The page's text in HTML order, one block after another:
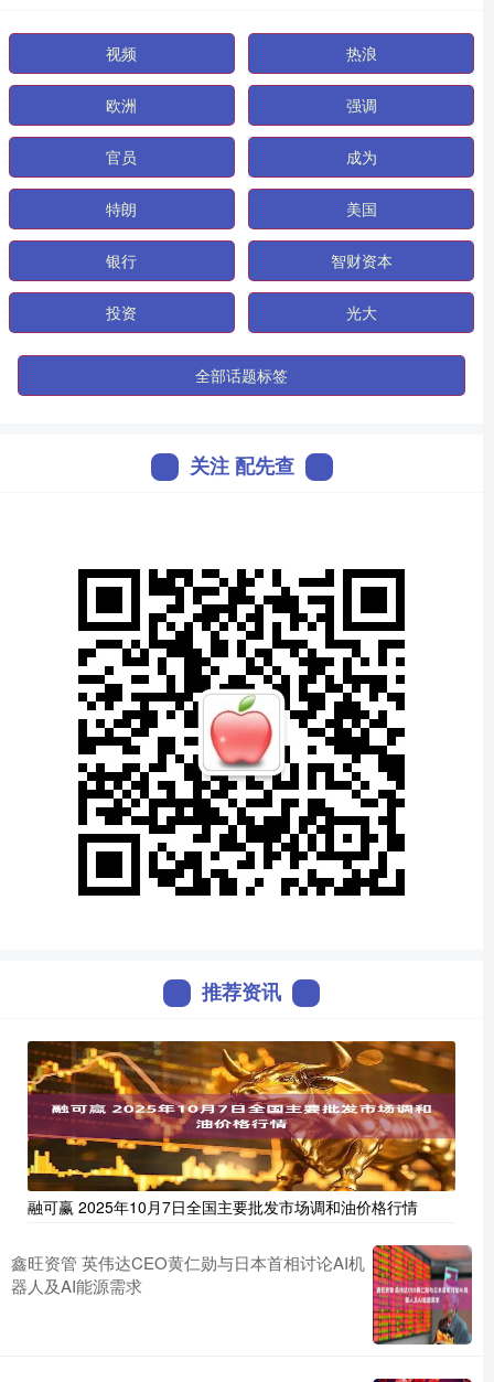
视频 热浪
欧洲 强调
官员 成为
特朗 美国
银行 智财资本
投资 光大
全部话题标签
关注 配先查
推荐资讯
融可赢 2025年10月7日全国主要批发市场调和油价格行情
鑫旺资管 英伟达CEO黄仁勋与日本首相讨论AI机
器人及AI能源需求